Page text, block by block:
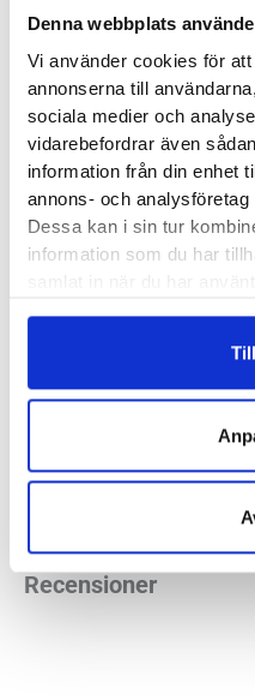
Denna webbplats
Vi använder cookies för
annonserna till
sociala medier och
vidarebefordrar även
information från din enhet
annons- och
Dessa kan i sin tur
information som du har
Produktegenskaper
Stance Ciele Camo är en
passform och fantastisk
kan använda den både till
garderoben, utan hål eller
Crew längd –
Höger och vänster
Recensioner